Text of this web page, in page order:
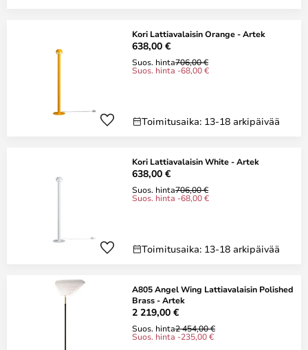
Kori Lattiavalaisin Orange - Artek
638,00 €
Suos. hinta706,00 €
Suos. hinta -68,00 €
Toimitusaika: 13-18 arkipäivää
Kori Lattiavalaisin White - Artek
638,00 €
Suos. hinta706,00 €
Suos. hinta -68,00 €
Toimitusaika: 13-18 arkipäivää
A805 Angel Wing Lattiavalaisin Polished
Brass - Artek
2 219,00 €
Suos. hinta2 454,00 €
Suos. hinta -235,00 €